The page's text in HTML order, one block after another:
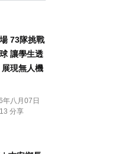
73隊挑戰
讓學生透
現無人機
年八月07日
13 分享